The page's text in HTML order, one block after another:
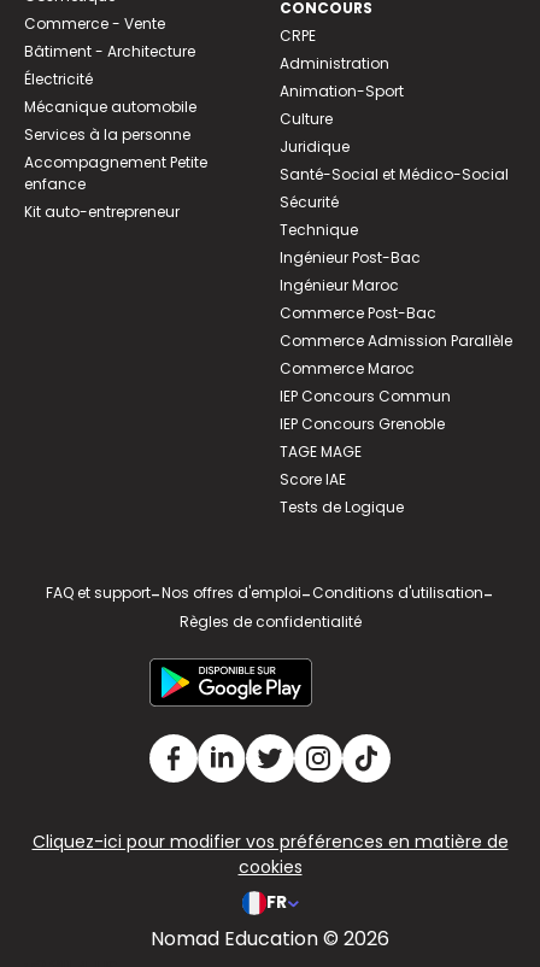
Commerce - Vente
Bâtiment - Architecture
Électricité
Mécanique automobile
Services à la personne
Accompagnement Petite
enfance
Kit auto-entrepreneur
CONCOURS
CRPE
Administration
Animation-Sport
Culture
Juridique
Santé-Social et Médico-Social
Sécurité
Technique
Ingénieur Post-Bac
Ingénieur Maroc
Commerce Post-Bac
Commerce Admission Parallèle
Commerce Maroc
IEP Concours Commun
IEP Concours Grenoble
TAGE MAGE
Score IAE
Tests de Logique
FAQ et support-Nos offres d'emploi-Conditions d'utilisation-
Règles de confidentialité
Cliquez-ici pour modifier vos préférences en matière de
cookies
FR
Nomad Education © 2026